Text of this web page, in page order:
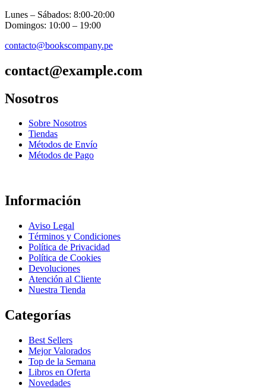
Lunes – Sábados: 8:00-20:00
Domingos: 10:00 – 19:00
contacto@bookscompany.pe
contact@example.com
Nosotros
Sobre Nosotros
Tiendas
Métodos de Envío
Métodos de Pago
Información
Aviso Legal
Términos y Condiciones
Política de Privacidad
Política de Cookies
Devoluciones
Atención al Cliente
Nuestra Tienda
Categorías
Best Sellers
Mejor Valorados
Top de la Semana
Libros en Oferta
Novedades